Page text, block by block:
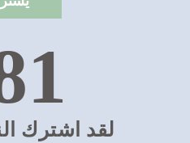
لقد اشترك